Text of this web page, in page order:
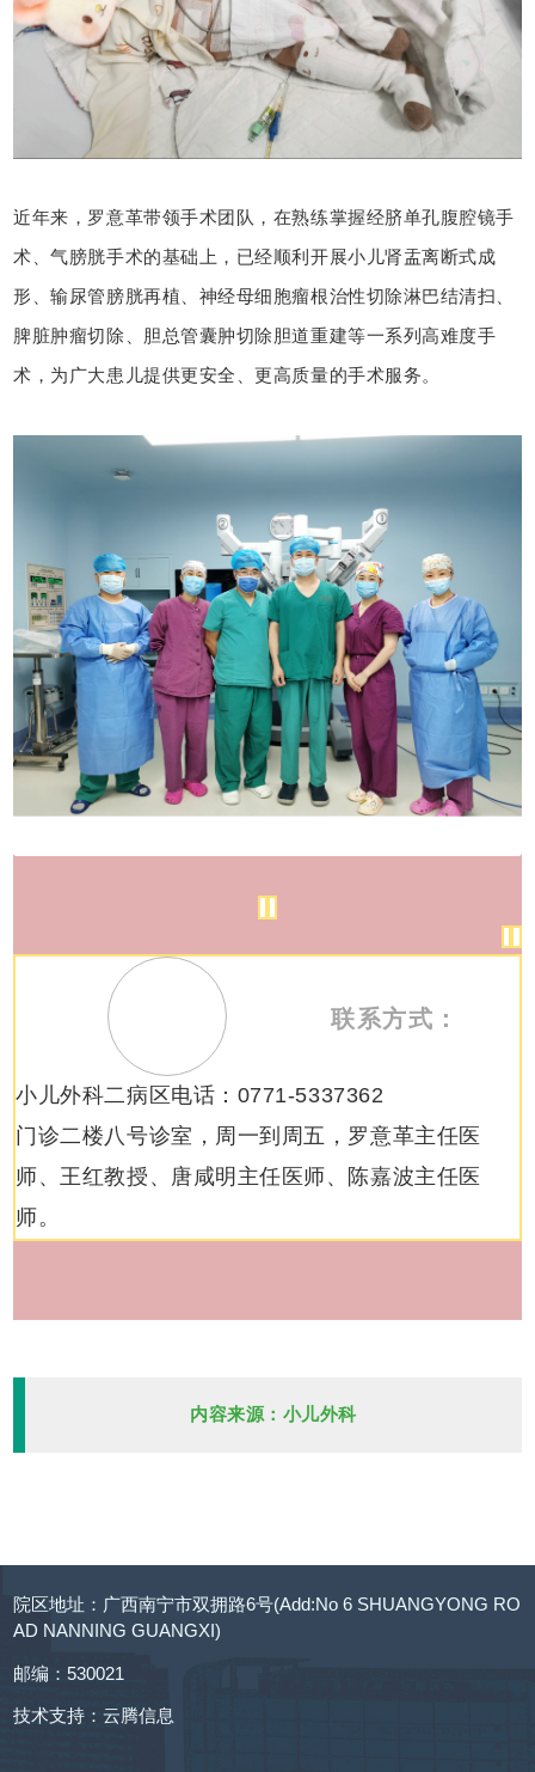
近年来，罗意革带领手术团队，在熟练掌握经脐单孔腹腔镜手
术、气膀胱手术的基础上，已经顺利开展小儿肾盂离断式成
形、输尿管膀胱再植、神经母细胞瘤根治性切除淋巴结清扫、
脾脏肿瘤切除、胆总管囊肿切除胆道重建等一系列高难度手
术，为广大患儿提供更安全、更高质量的手术服务。
联系方式：
小儿外科二病区电话：0771-5337362
门诊二楼八号诊室，周一到周五，罗意革主任医
师、王红教授、唐咸明主任医师、陈嘉波主任医
师。
内容来源：小儿外科
院区地址：广西南宁市双拥路6号(Add:No 6 SHUANGYONG RO
AD NANNING GUANGXI)
邮编：530021
技术支持： 云腾信息